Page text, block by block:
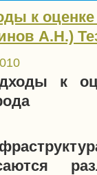
к оценке
А.Н.)
к